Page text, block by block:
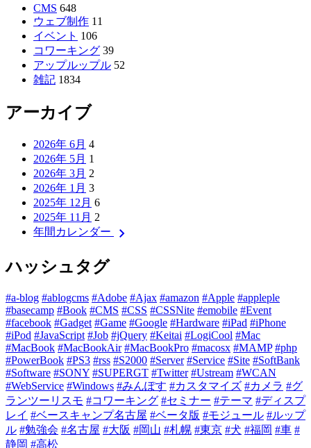
CMS 648
ウェブ制作 11
イベント 106
コワーキング 39
アップルップル 52
雑記 1834
アーカイブ
2026年 6月 4
2026年 5月 1
2026年 3月 2
2026年 1月 3
2025年 12月 6
2025年 11月 2
年間カレンダー
chevron_right
ハッシュタグ
#a-blog #ablogcms #Adobe #Ajax #amazon #Apple #appleple
#basecamp #Book #CMS #CSS #CSSNite #emobile #Event
#facebook #Gadget #Game #Google #Hardware #iPad #iPhone
#iPod #JavaScript #Job #jQuery #Keitai #LogiCool #Mac
#MacBook #MacBookAir #MacBookPro #macosx #MAMP #php
#PowerBook #PS3 #rss #S2000 #Server #Service #Site #SoftBank
#Software #SONY #SUPERGT #Twitter #Ustream #WCAN
#WebService #Windows #みんぽす #カスタマイズ #カメラ #グ
ランツーリスモ #コワーキング #セミナー #テーマ #ディスプ
レイ #ベースキャンプ名古屋 #ベータ版 #モジュール #ルップ
ル #勉強会 #名古屋 #大阪 #岡山 #札幌 #東京 #犬 #福岡 #車 #
静岡 #高松